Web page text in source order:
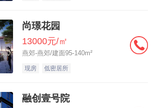
尚璟花园
13000元/㎡
燕郊-燕郊/建面95-140m²
现房 低密居所
融创壹号院